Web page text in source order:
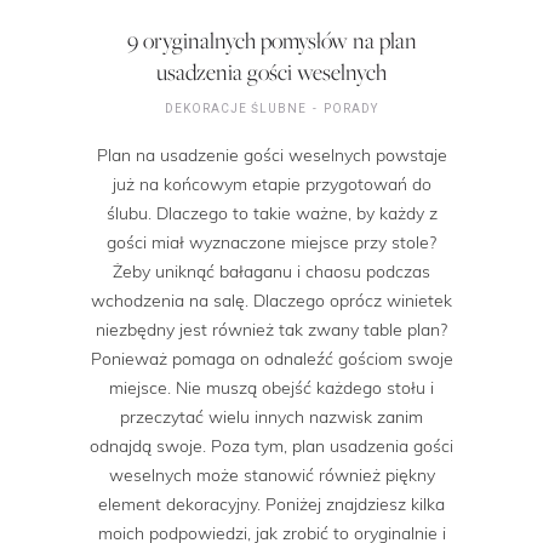
9 oryginalnych pomysłów na plan
usadzenia gości weselnych
DEKORACJE ŚLUBNE PORADY
Plan na usadzenie gości weselnych powstaje
już na końcowym etapie przygotowań do
ślubu. Dlaczego to takie ważne, by każdy z
gości miał wyznaczone miejsce przy stole?
Żeby uniknąć bałaganu i chaosu podczas
wchodzenia na salę. Dlaczego oprócz winietek
niezbędny jest również tak zwany table plan?
Ponieważ pomaga on odnaleźć gościom swoje
miejsce. Nie muszą obejść każdego stołu i
przeczytać wielu innych nazwisk zanim
odnajdą swoje. Poza tym, plan usadzenia gości
weselnych może stanowić również piękny
element dekoracyjny. Poniżej znajdziesz kilka
moich podpowiedzi, jak zrobić to oryginalnie i